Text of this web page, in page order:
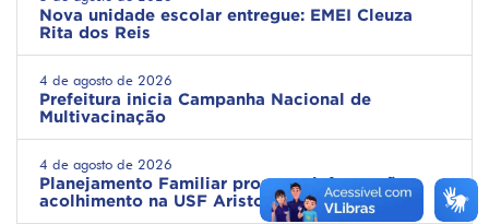
Nova unidade escolar entregue: EMEI Cleuza
Rita dos Reis
4 de agosto de 2026
Prefeitura inicia Campanha Nacional de
Multivacinação
4 de agosto de 2026
Planejamento Familiar promove informação e
acolhimento na USF Ariston